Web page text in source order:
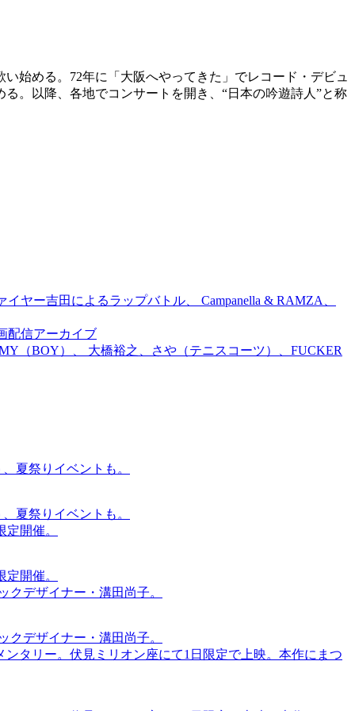
始める。72年に「大阪へやってきた」でレコード・デビュ
。以降、各地でコンサートを開き、“日本の吟遊詩人”と称
ヤー吉田によるラップバトル、 Campanella & RAMZA、
配信アーカイブ
（BOY）、 大橋裕之、さや（テニスコーツ）、FUCKER
夏祭りイベントも。
夏祭りイベントも。
開催。
開催。
デザイナー・溝田尚子。
デザイナー・溝田尚子。
タリー。伏見ミリオン座にて1日限定で上映。本作にまつ